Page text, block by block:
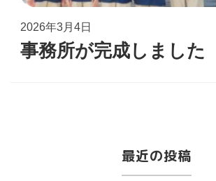
2026年3月4日
事務所が完成しました
最近の投稿